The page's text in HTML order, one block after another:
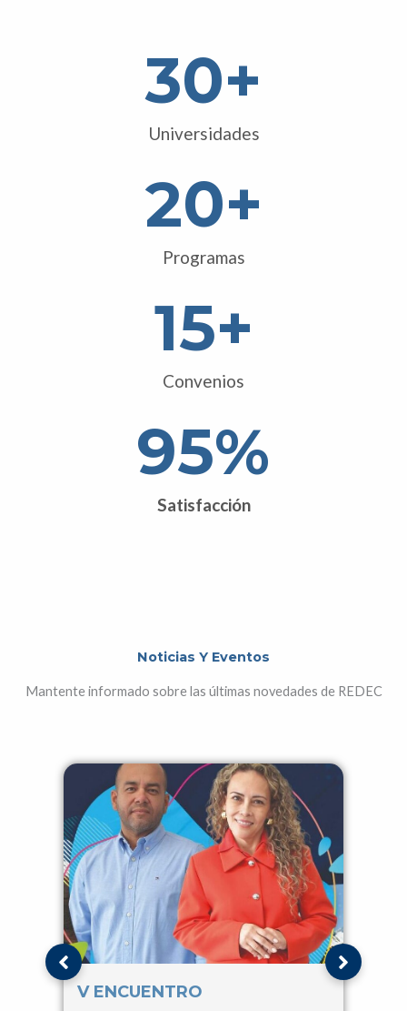
Universidades
30+
Programas
20+
Convenios
15+
Satisfacción
95%
Noticias Y Eventos
Mantente informado sobre las últimas novedades de REDEC
V ENCUENTRO